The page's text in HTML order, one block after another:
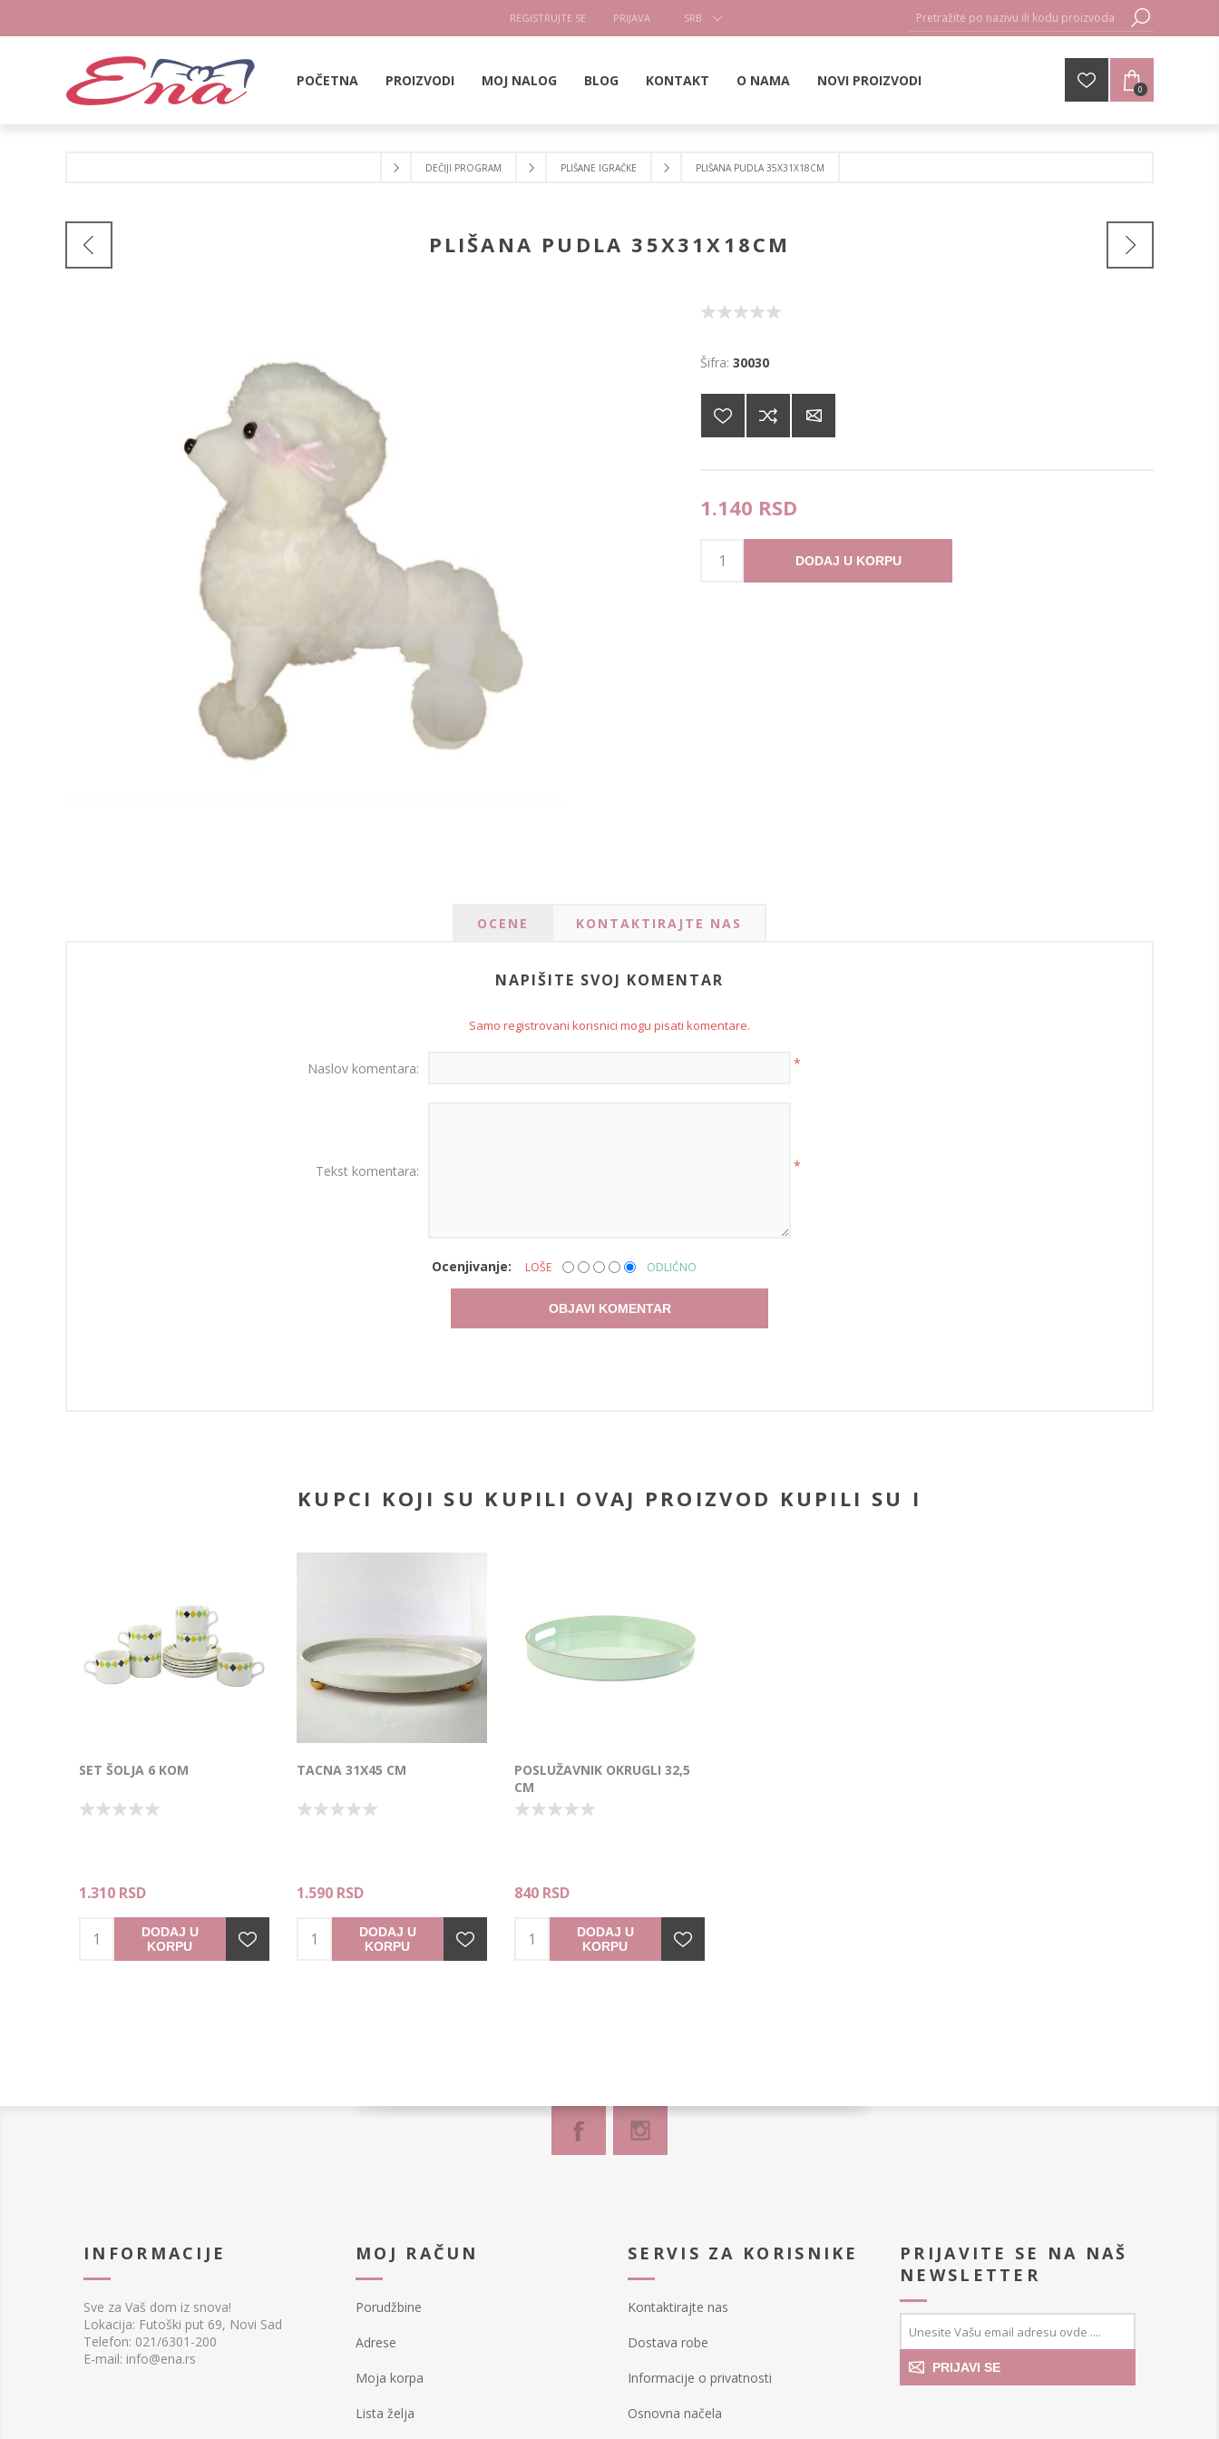
REGISTRUJTE SE PRIJAVA SRB
POČETNA PROIZVODI MOJ NALOG BLOG KONTAKT O NAMA NOVI PROIZVODI
0
DEČIJI PROGRAM PLIŠANE IGRAČKE PLIŠANA PUDLA 35X31X18CM
PLIŠANA PUDLA 35X31X18CM
Šifra: 30030
1.140 RSD
DODAJ U KORPU
OCENE KONTAKTIRAJTE NAS
NAPIŠITE SVOJ KOMENTAR
Samo registrovani korisnici mogu pisati komentare.
Naslov komentara: *
Tekst komentara: *
Ocenjivanje: LOŠE ODLIČNO
OBJAVI KOMENTAR
KUPCI KOJI SU KUPILI OVAJ PROIZVOD KUPILI SU I
SET ŠOLJA 6 KOM
1.310 RSD
DODAJ U
KORPU
TACNA 31X45 CM
1.590 RSD
DODAJ U
KORPU
POSLUŽAVNIK OKRUGLI 32,5
CM
840 RSD
DODAJ U
KORPU
INFORMACIJE
Sve za Vaš dom iz snova!
Lokacija: Futoški put 69, Novi Sad
Telefon: 021/6301-200
E-mail: info@ena.rs
MOJ RAČUN
Porudžbine
Adrese
Moja korpa
Lista želja
SERVIS ZA KORISNIKE
Kontaktirajte nas
Dostava robe
Informacije o privatnosti
Osnovna načela
PRIJAVITE SE NA NAŠ
NEWSLETTER
PRIJAVI SE